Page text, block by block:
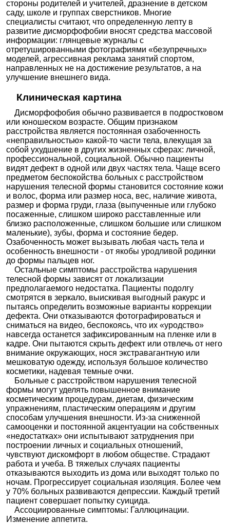
стороны родителей и учителей, дразнение в детском
саду, школе и группах сверстников. Многие
специалисты считают, что определенную лепту в
развитие дисморфофобии вносят средства массовой
информации: глянцевые журналы с
отретушированными фотографиями «безупречных»
моделей, агрессивная реклама занятий спортом,
направленных не на достижение результатов, а на
улучшение внешнего вида.
Клиническая картина
Дисморфофобия обычно развивается в подростковом
или юношеском возрасте. Общим признаком
расстройства является постоянная озабоченность
«неправильностью» какой-то части тела, влекущая за
собой ухудшение в других жизненных сферах: личной,
профессиональной, социальной. Обычно пациенты
видят дефект в одной или двух частях тела. Чаще всего
предметом беспокойства больных с расстройством
нарушения телесной формы становится состояние кожи
и волос, форма или размер носа, вес, наличие живота,
размер и форма груди, глаза (выпученные или глубоко
посаженные, слишком широко расставленные или
близко расположенные, слишком большие или слишком
маленькие), зубы, форма и состояние бедер.
Озабоченность может вызывать любая часть тела и
особенность внешности - от якобы уродливой родинки
до формы пальцев ног.
Остальные симптомы расстройства нарушения
телесной формы зависят от локализации
предполагаемого недостатка. Пациенты подолгу
смотрятся в зеркало, выискивая выгодный ракурс и
пытаясь определить возможные варианты коррекции
дефекта. Они отказываются фотографироваться и
сниматься на видео, беспокоясь, что их «уродство»
навсегда останется зафиксированным на пленке или в
кадре. Они пытаются скрыть дефект или отвлечь от него
внимание окружающих, нося экстравагантную или
мешковатую одежду, используя большое количество
косметики, надевая темные очки.
Больные с расстройством нарушения телесной
формы могут уделять повышенное внимание
косметическим процедурам, диетам, физическим
упражнениям, пластическим операциям и другим
способам улучшения внешности. Из-за сниженной
самооценки и постоянной акцентуации на собственных
«недостатках» они испытывают затруднения при
построении личных и социальных отношений,
чувствуют дискомфорт в любом обществе. Страдают
работа и учеба. В тяжелых случаях пациенты
отказываются выходить из дома или выходят только по
ночам. Прогрессирует социальная изоляция. Более чем
у 70% больных развиваются депрессии. Каждый третий
пациент совершает попытку суицида.
Ассоциированные симптомы: Галлюцинации.
Изменение аппетита.